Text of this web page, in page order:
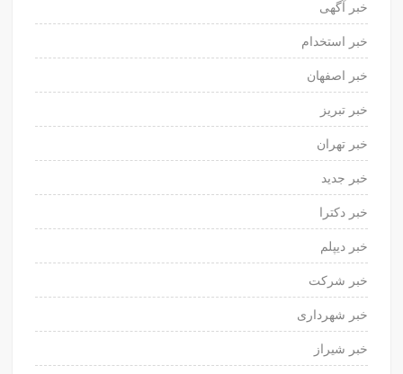
خبر آگهی
خبر استخدام
خبر اصفهان
خبر تبریز
خبر تهران
خبر جدید
خبر دکترا
خبر دیپلم
خبر شرکت
خبر شهرداری
خبر شیراز